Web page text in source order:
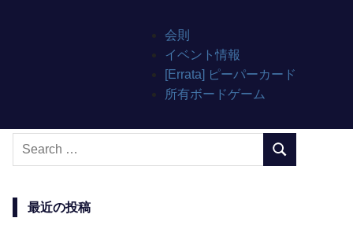
会則
イベント情報
[Errata] ピーパーカード
所有ボードゲーム
Search
SEARCH
最近の投稿